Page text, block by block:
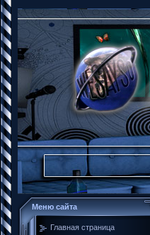
Меню сайта
Главная страница